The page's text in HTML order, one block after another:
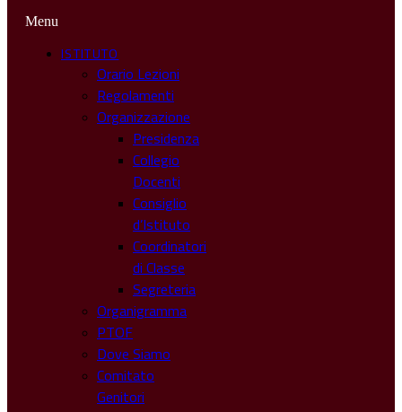
Menu
ISTITUTO
Orario Lezioni
Regolamenti
Organizzazione
Presidenza
Collegio
Docenti
Consiglio
d’Istituto
Coordinatori
di Classe
Segreteria
Organigramma
PTOF
Dove Siamo
Comitato
Genitori